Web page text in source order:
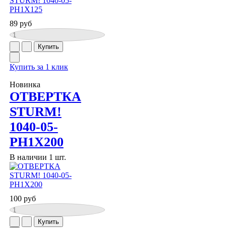
89 руб
Купить за 1 клик
Новинка
ОТВЕРТКА
STURM!
1040-05-
PH1X200
В наличии 1 шт.
100 руб